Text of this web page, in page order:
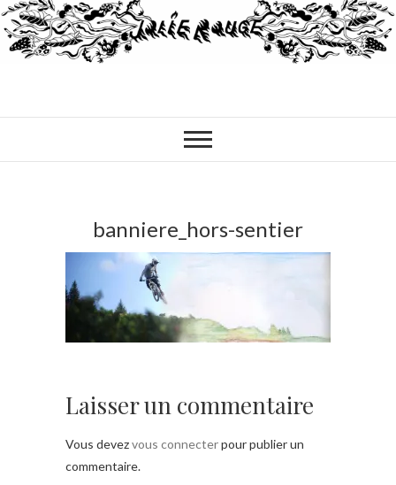
banniere_hors-sentier
Laisser un commentaire
Vous devezvous connecterpour publier un
commentaire.